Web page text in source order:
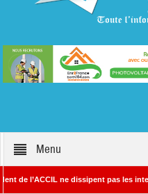
Menu
ne dissipent pas les